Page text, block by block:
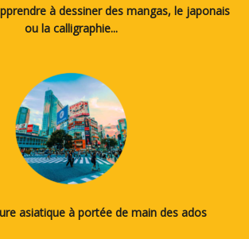
à dessiner des mangas, le japonais
ou la calligraphie...
asiatique à portée de main des ados